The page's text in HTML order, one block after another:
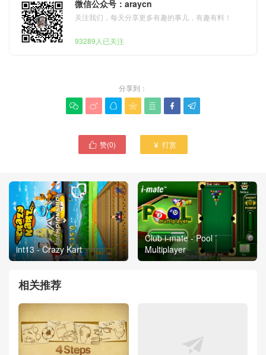
微信公众号：araycn
关注我们，每天分享更多有趣的事儿，有趣有料！
93289人已关注
分享到：
      
 赞(0)  打赏
int13 - Crazy Kart
Club i-mate - Pool
Multiplayer
相关推荐